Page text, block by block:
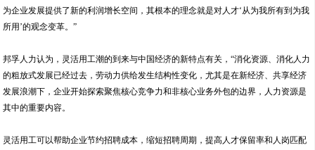
为企业发展提供了新的利润增长空间，其根本的理念就是对人才‘从为我所有到为我
所用’的观念变革。”
邦孚人力认为，灵活用工潮的到来与中国经济的新特点有关，“消化资源、消化人力
的粗放式发展已经过去，劳动力供给发生结构性变化，尤其是在新经济、共享经济
发展浪潮下，企业开始探索聚焦核心竞争力和非核心业务外包的边界，人力资源是
其中的重要内容。
灵活用工可以帮助企业节约招聘成本，缩短招聘周期，提高人才保留率和人岗匹配